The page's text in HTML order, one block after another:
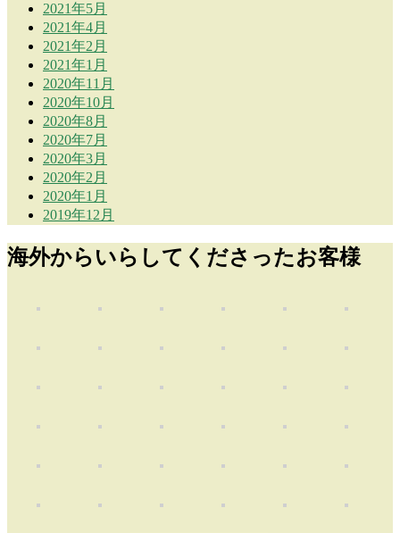
2021年5月
2021年4月
2021年2月
2021年1月
2020年11月
2020年10月
2020年8月
2020年7月
2020年3月
2020年2月
2020年1月
2019年12月
海外からいらしてくださったお客様